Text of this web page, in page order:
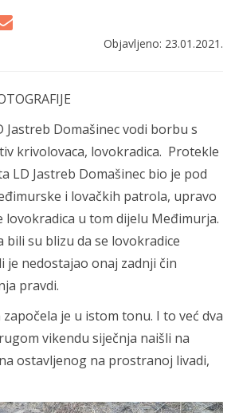
Objavljeno: 23.01.2021.
Jastreb Domašinec vodi borbu s
krivolovaca, lovokradica. Protekle
LD Jastreb Domašinec bio je pod
i lovačkih patrola, upravo
lovokradica u tom dijelu Međimurja.
bili su blizu da se lovokradice
je nedostajao onaj zadnji čin
pravdi.
je u istom tonu. I to već dva
vikendu siječnja naišli na
ostavljenog na prostranoj livadi,